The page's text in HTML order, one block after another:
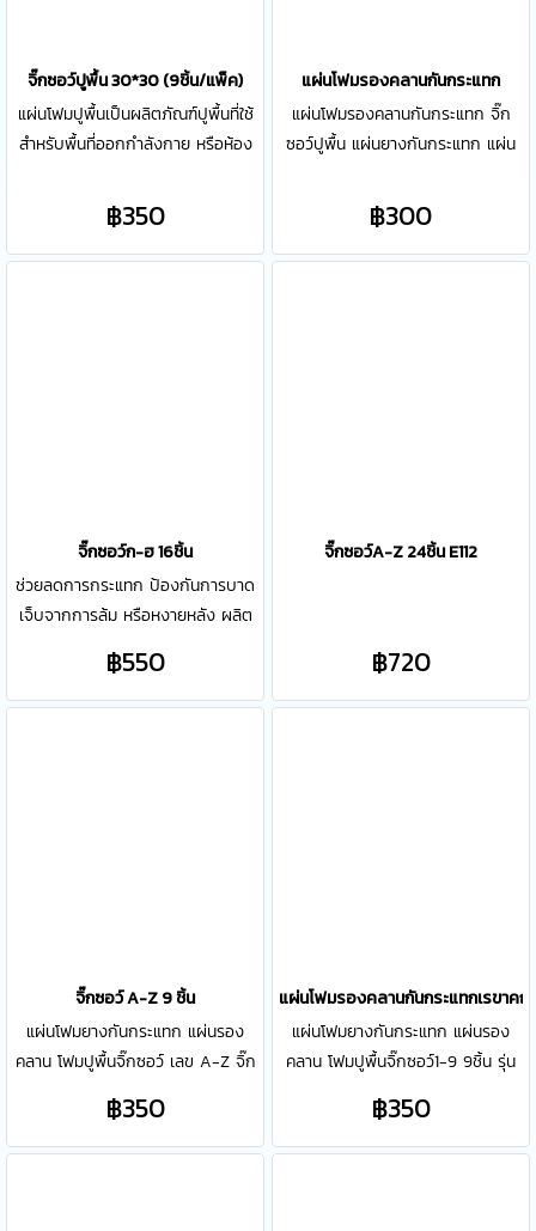
จิ๊กซอว์ปูพื้น 30*30 (9ชิ้น/แพ็ค)
แผ่นโฟมปูพื้นเป็นผลิตภัณฑ์ปูพื้นที่ใช้
สำหรับพื้นที่ออกกำลังกาย หรือห้อง
แรงกระแทก เหมาะสำหรับ ห้องเด็ก
รับน้ำหนักได้มาก ติดตั้งได้ง่าย
สามารถติดตั้งสลับสีสลับลายเพื่อเพิ่ม
฿350
แผ่นโฟมรองคลานกันกระแทก
แผ่นโฟมรองคลานกันกระแทก จิ๊ก
ซอว์ปูพื้น แผ่นยางกันกระแทก แผ่น
60*60 cm หนา 10 mm
฿300
จิ๊กซอว์ก-ฮ 16ชิ้น
ช่วยลดการกระแทก ป้องกันการบาด
เจ็บจากการล้ม หรือหงายหลัง ผลิต
ขาดง่าย ไม่เปื่อย ไม่ขึ้นรา ใช้สี NON
Toxic ปลอดสารพิษ
฿550
จิ๊กซอว์A-Z 24ชิ้น E112
฿720
จิ๊กซอว์ A-Z 9 ชิ้น
แผ่นโฟมยางกันกระแทก แผ่นรอง
คลาน โฟมปูพื้นจิ๊กซอว์ เลข A-Z จิ๊ก
แผ่น แต่ละแผ่น ขนาด 30 x 30 cm
หนา 10 mm รวมกันได้ขนาด 90*90
฿350
แผ่นโฟมรองคลานกันกระแทกเรขาค
แผ่นโฟมยางกันกระแทก แผ่นรอง
คลาน โฟมปูพื้นจิ๊กซอว์1-9 9ชิ้น รุ่น
ทั้งหมด 9 แผ่น แต่ละแผ่น ขนาด 30
x 30 cm หนา 8.5-9.5 mm
฿350